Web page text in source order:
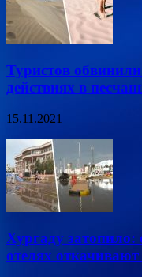
Туристов
действиях в
15.11.2021
Хургаду затопило:
отелях откачивают